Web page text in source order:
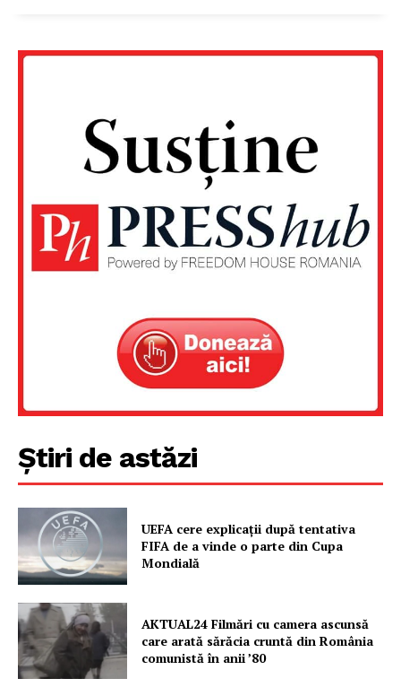
Un proiect
FREEDOM HOUSE ROMÂNIA
PRESShub
Proiecte editoriale
Rețea
Contact
Știri de astăzi
UEFA cere explicații după tentativa
FIFA de a vinde o parte din Cupa
Mondială
AKTUAL24 Filmări cu camera ascunsă
care arată sărăcia cruntă din România
comunistă în anii ’80